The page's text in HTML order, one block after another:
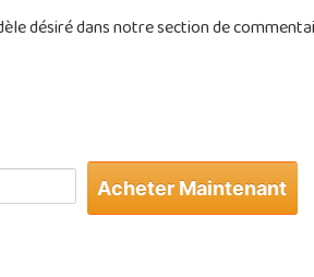
désiré dans notre section de
Acheter Maintenant